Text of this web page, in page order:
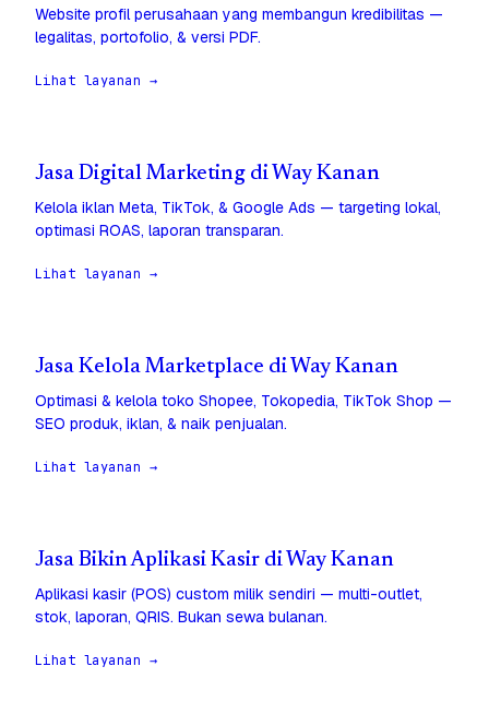
Website profil perusahaan yang membangun kredibilitas —
legalitas, portofolio, & versi PDF.
Lihat layanan →
Jasa Digital Marketing di Way Kanan
Kelola iklan Meta, TikTok, & Google Ads — targeting lokal,
optimasi ROAS, laporan transparan.
Lihat layanan →
Jasa Kelola Marketplace di Way Kanan
Optimasi & kelola toko Shopee, Tokopedia, TikTok Shop —
SEO produk, iklan, & naik penjualan.
Lihat layanan →
Jasa Bikin Aplikasi Kasir di Way Kanan
Aplikasi kasir (POS) custom milik sendiri — multi-outlet,
stok, laporan, QRIS. Bukan sewa bulanan.
Lihat layanan →